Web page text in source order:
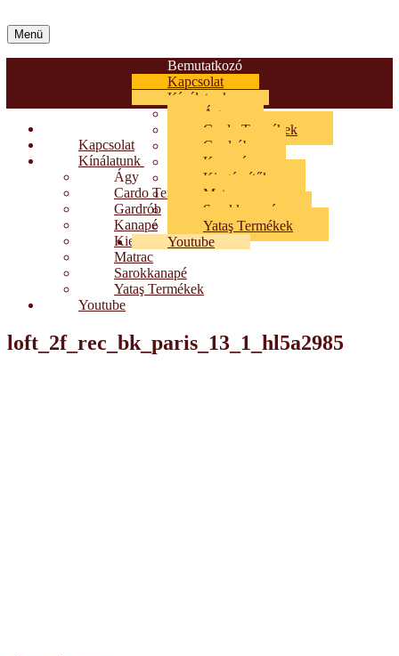
Menü
Bemutatkozó
Kapcsolat
Kínálatunk
Ágy
Cardo Termékek
Gardrób
Kanapé
Kiegészítők
Matrac
Sarokkanapé
Yataş Termékek
Youtube
Bemutatkozó
Kapcsolat
Kínálatunk
Ágy
Cardo Termékek
Gardrób
Kanapé
Kiegészítők
Matrac
Sarokkanapé
Yataş Termékek
Youtube
loft_2f_rec_bk_paris_13_1_hl5a2985